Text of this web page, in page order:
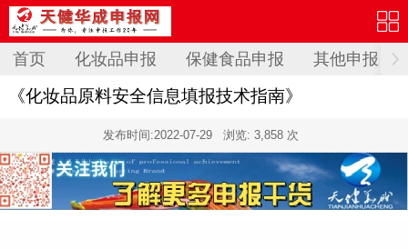
首页 化妆品申报 保健食品申报 其他申报
《化妆品原料安全信息填报技术指南》
发布时间:2022-07-29 浏览: 3,858 次